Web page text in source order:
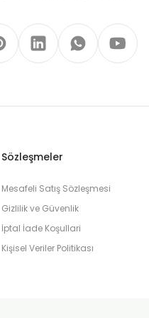
Sözleşmeler
Mesafeli Satış Sözleşmesi
Gizlilik ve Güvenlik
İptal İade Koşullari
Kişisel Veriler Politikası